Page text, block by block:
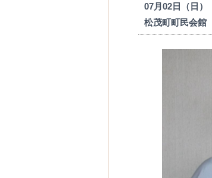
07月02日（
松茂町町民会